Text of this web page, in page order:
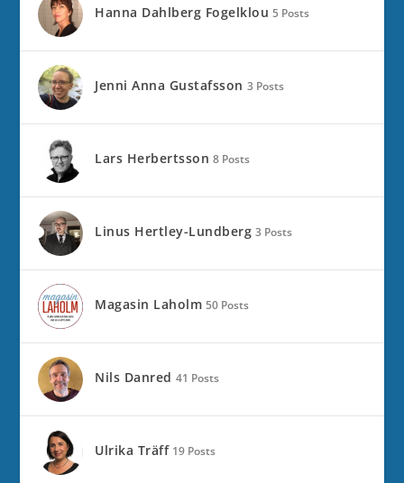
Hanna Dahlberg Fogelklou 5 Posts
Jenni Anna Gustafsson 3 Posts
Lars Herbertsson 8 Posts
Linus Hertley-Lundberg 3 Posts
Magasin Laholm 50 Posts
Nils Danred 41 Posts
Ulrika Träff 19 Posts